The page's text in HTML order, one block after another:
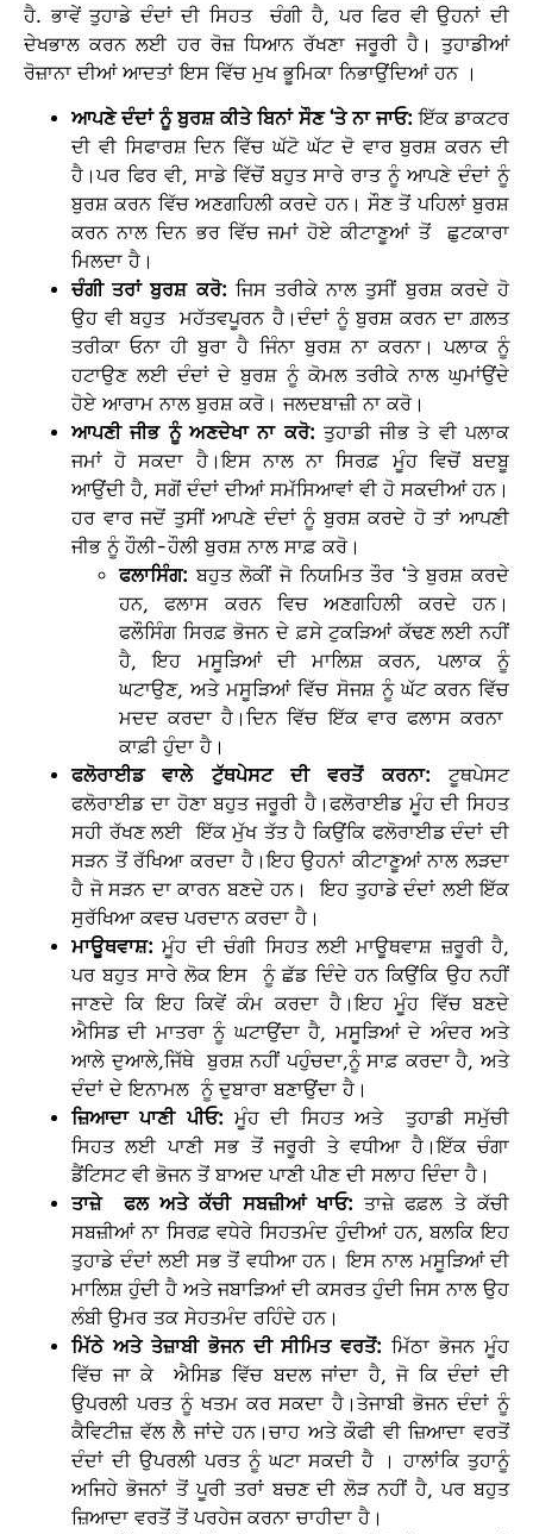
ਹੈ. ਭਾਵੇਂ ਤੁਹਾਡੇ ਦੰਦਾਂ ਦੀ ਸਿਹਤ ਚੰਗੀ ਹੈ, ਪਰ ਫਿਰ ਵੀ ਉਹਨਾਂ ਦੀ
ਦੇਖਭਾਲ ਕਰਨ ਲਈ ਹਰ ਰੋਜ਼ ਧਿਆਨ ਰੱਖਣਾ ਜਰੂਰੀ ਹੈ। ਤੁਹਾਡੀਆਂ
ਰੋਜ਼ਾਨਾ ਦੀਆਂ ਆਦਤਾਂ ਇਸ ਵਿੱਚ ਮੁਖ ਭੂਮਿਕਾ ਨਿਭਾਉਂਦਿਆਂ ਹਨ ।
ਆਪਣੇ ਦੰਦਾਂ ਨੂੰ ਬੁਰਸ਼ ਕੀਤੇ ਬਿਨਾਂ ਸੌਣ ‘ਤੇ ਨਾ ਜਾਓ:ਇੱਕ ਡਾਕਟਰ
ਦੀ ਵੀ ਸਿਫਾਰਸ਼ ਦਿਨ ਵਿੱਚ ਘੱਟੋ ਘੱਟ ਦੋ ਵਾਰ ਬੁਰਸ਼ ਕਰਨ ਦੀ
ਹੈ।ਪਰ ਫਿਰ ਵੀ, ਸਾਡੇ ਵਿੱਚੋਂ ਬਹੁਤ ਸਾਰੇ ਰਾਤ ਨੂੰ ਆਪਣੇ ਦੰਦਾਂ ਨੂੰ
ਬੁਰਸ਼ ਕਰਨ ਵਿੱਚ ਅਣਗਹਿਲੀ ਕਰਦੇ ਹਨ। ਸੌਣ ਤੋਂ ਪਹਿਲਾਂ ਬੁਰਸ਼
ਕਰਨ ਨਾਲ ਦਿਨ ਭਰ ਵਿੱਚ ਜਮਾਂ ਹੋਏ ਕੀਟਾਣੂਆਂ ਤੋਂ ਛੁਟਕਾਰਾ
ਮਿਲਦਾ ਹੈ।
ਚੰਗੀ ਤਰਾਂ ਬੁਰਸ਼ ਕਰੋ: ਜਿਸ ਤਰੀਕੇ ਨਾਲ ਤੁਸੀਂ ਬੁਰਸ਼ ਕਰਦੇ ਹੋ
ਉਹ ਵੀ ਬਹੁਤ ਮਹੱਤਵਪੂਰਨ ਹੈ।ਦੰਦਾਂ ਨੂੰ ਬੁਰਸ਼ ਕਰਨ ਦਾ ਗ਼ਲਤ
ਤਰੀਕਾ ਓਨਾ ਹੀ ਬੁਰਾ ਹੈ ਜਿੰਨਾ ਬੁਰਸ਼ ਨਾ ਕਰਨਾ। ਪਲਾਕ ਨੂੰ
ਹਟਾਉਣ ਲਈ ਦੰਦਾਂ ਦੇ ਬੁਰਸ਼ ਨੂੰ ਕੋਮਲ ਤਰੀਕੇ ਨਾਲ ਘੁਮਾਂਉਂਦੇ
ਹੋਏ ਆਰਾਮ ਨਾਲ ਬੁਰਸ਼ ਕਰੋ। ਜਲਦਬਾਜ਼ੀ ਨਾ ਕਰੋ।
ਆਪਣੀ ਜੀਭ ਨੂੰ ਅਣਦੇਖਾ ਨਾ ਕਰੋ: ਤੁਹਾਡੀ ਜੀਭ ਤੇ ਵੀ ਪਲਾਕ
ਜਮਾਂ ਹੋ ਸਕਦਾ ਹੈ।ਇਸ ਨਾਲ ਨਾ ਸਿਰਫ਼ ਮੂੰਹ ਵਿਚੋਂ ਬਦਬੂ
ਆਉਂਦੀ ਹੈ, ਸਗੋਂ ਦੰਦਾਂ ਦੀਆਂ ਸਮੱਸਿਆਵਾਂ ਵੀ ਹੋ ਸਕਦੀਆਂ ਹਨ।
ਹਰ ਵਾਰ ਜਦੋਂ ਤੁਸੀਂ ਆਪਣੇ ਦੰਦਾਂ ਨੂੰ ਬੁਰਸ਼ ਕਰਦੇ ਹੋ ਤਾਂ ਆਪਣੀ
ਜੀਭ ਨੂੰ ਹੌਲੀ-ਹੌਲੀ ਬੁਰਸ਼ ਨਾਲ ਸਾਫ਼ ਕਰੋ।
ਫਲਾਸਿੰਗ:ਬਹੁਤ ਲੋਕੀਂ ਜੋ ਨਿਯਮਿਤ ਤੌਰ ‘ਤੇ ਬੁਰਸ਼ ਕਰਦੇ
ਹਨ, ਫਲਾਸ ਕਰਨ ਵਿਚ ਅਣਗਹਿਲੀ ਕਰਦੇ ਹਨ।
ਫਲੌਸਿੰਗ ਸਿਰਫ਼ ਭੋਜਨ ਦੇ ਫ਼ਸੇ ਟੁਕੜਿਆਂ ਕੱਢਣ ਲਈ ਨਹੀਂ
ਹੈ, ਇਹ ਮਸੂੜਿਆਂ ਦੀ ਮਾਲਿਸ਼ ਕਰਨ, ਪਲਾਕ ਨੂੰ
ਘਟਾਉਣ, ਅਤੇ ਮਸੂੜਿਆਂ ਵਿੱਚ ਸੋਜਸ਼ ਨੂੰ ਘੱਟ ਕਰਨ ਵਿੱਚ
ਮਦਦ ਕਰਦਾ ਹੈ।ਦਿਨ ਵਿੱਚ ਇੱਕ ਵਾਰ ਫਲਾਸ ਕਰਨਾ
ਕਾਫ਼ੀ ਹੁੰਦਾ ਹੈ।
ਫਲੋਰਾਈਡ ਵਾਲੇ ਟੁੱਥਪੇਸਟ ਦੀ ਵਰਤੋਂ ਕਰਨਾ: ਟੂਥਪੇਸਟ
ਫਲੋਰਾਈਡ ਦਾ ਹੋਣਾ ਬਹੁਤ ਜਰੂਰੀ ਹੈ।ਫਲੋਰਾਈਡ ਮੂੰਹ ਦੀ ਸਿਹਤ
ਸਹੀ ਰੱਖਣ ਲਈ ਇੱਕ ਮੁੱਖ ਤੱਤ ਹੈ ਕਿਉਂਕਿ ਫਲੋਰਾਈਡ ਦੰਦਾਂ ਦੀ
ਸੜਨ ਤੋਂ ਰੱਖਿਆ ਕਰਦਾ ਹੈ।ਇਹ ਉਹਨਾਂ ਕੀਟਾਣੂਆਂ ਨਾਲ ਲੜਦਾ
ਹੈ ਜੋ ਸੜਨ ਦਾ ਕਾਰਨ ਬਣਦੇ ਹਨ। ਇਹ ਤੁਹਾਡੇ ਦੰਦਾਂ ਲਈ ਇੱਕ
ਸੁਰੱਖਿਆ ਕਵਚ ਪਰਦਾਨ ਕਰਦਾ ਹੈ।
ਮਾਊਥਵਾਸ਼: ਮੂੰਹ ਦੀ ਚੰਗੀ ਸਿਹਤ ਲਈ ਮਾਊਥਵਾਸ਼ ਜ਼ਰੂਰੀ ਹੈ,
ਪਰ ਬਹੁਤ ਸਾਰੇ ਲੋਕ ਇਸ ਨੂੰ ਛੱਡ ਦਿੰਦੇ ਹਨ ਕਿਉਂਕਿ ਉਹ ਨਹੀਂ
ਜਾਣਦੇ ਕਿ ਇਹ ਕਿਵੇਂ ਕੰਮ ਕਰਦਾ ਹੈ।ਇਹ ਮੂੰਹ ਵਿੱਚ ਬਣਦੇ
ਐਸਿਡ ਦੀ ਮਾਤਰਾ ਨੂੰ ਘਟਾਉਂਦਾ ਹੈ, ਮਸੂੜਿਆਂ ਦੇ ਅੰਦਰ ਅਤੇ
ਆਲੇ ਦੁਆਲੇ,ਜਿੱਥੇ ਬੁਰਸ਼ ਨਹੀਂ ਪਹੁੰਚਦਾ,ਨੂੰ ਸਾਫ਼ ਕਰਦਾ ਹੈ, ਅਤੇ
ਦੰਦਾਂ ਦੇ ਇਨਾਮਲ ਨੂੰ ਦੁਬਾਰਾ ਬਣਾਉਂਦਾ ਹੈ।
ਜ਼ਿਆਦਾ ਪਾਣੀ ਪੀਓ: ਮੂੰਹ ਦੀ ਸਿਹਤ ਅਤੇ ਤੁਹਾਡੀ ਸਮੁੱਚੀ
ਸਿਹਤ ਲਈ ਪਾਣੀ ਸਭ ਤੋਂ ਜਰੂਰੀ ਤੇ ਵਧੀਆ ਹੈ।ਇੱਕ ਚੰਗਾ
ਡੈਂਟਿਸਟ ਵੀ ਭੋਜਨ ਤੋਂ ਬਾਅਦ ਪਾਣੀ ਪੀਣ ਦੀ ਸਲਾਹ ਦਿੰਦਾ ਹੈ।
ਤਾਜ਼ੇ ਫਲ ਅਤੇ ਕੱਚੀ ਸਬਜ਼ੀਆਂ ਖਾਓ:ਤਾਜ਼ੇ ਫਫ਼ਲ ਤੇ ਕੱਚੀ
ਸਬਜ਼ੀਆਂ ਨਾ ਸਿਰਫ਼ ਵਧੇਰੇ ਸਿਹਤਮੰਦ ਹੁੰਦੀਆਂ ਹਨ, ਬਲਕਿ ਇਹ
ਤੁਹਾਡੇ ਦੰਦਾਂ ਲਈ ਸਭ ਤੋਂ ਵਧੀਆ ਹਨ। ਇਸ ਨਾਲ ਮਸੂੜਿਆਂ ਦੀ
ਮਾਲਿਸ਼ ਹੁੰਦੀ ਹੈ ਅਤੇ ਜਬਾੜਿਆਂ ਦੀ ਕਸਰਤ ਹੁੰਦੀ ਜਿਸ ਨਾਲ ਉਹ
ਲੰਬੀ ਉਮਰ ਤਕ ਸੇਹਤਮੰਦ ਰਹਿੰਦੇ ਹਨ।
ਮਿੱਠੇ ਅਤੇ ਤੇਜ਼ਾਬੀ ਭੋਜਨ ਦੀ ਸੀਮਿਤ ਵਰਤੋਂ:ਮਿੱਠਾ ਭੋਜਨ ਮੂੰਹ
ਵਿੱਚ ਜਾ ਕੇ ਐਸਿਡ ਵਿੱਚ ਬਦਲ ਜਾਂਦਾ ਹੈ, ਜੋ ਕਿ ਦੰਦਾਂ ਦੀ
ਉਪਰਲੀ ਪਰਤ ਨੂੰ ਖਤਮ ਕਰ ਸਕਦਾ ਹੈ।ਤੇਜਾਬੀ ਭੋਜਨ ਦੰਦਾਂ ਨੂੰ
ਕੈਵਿਟੀਜ਼ ਵੱਲ ਲੈ ਜਾਂਦੇ ਹਨ।ਚਾਹ ਅਤੇ ਕੌਫੀ ਵੀ ਜ਼ਿਆਦਾ ਵਰਤੋਂ
ਦੰਦਾਂ ਦੀ ਉਪਰਲੀ ਪਰਤ ਨੂੰ ਘਟਾ ਸਕਦੀ ਹੈ । ਹਾਲਾਂਕਿ ਤੁਹਾਨੂੰ
ਅਜਿਹੇ ਭੋਜਨਾਂ ਤੋਂ ਪੂਰੀ ਤਰਾਂ ਬਚਣ ਦੀ ਲੋੜ ਨਹੀਂ ਹੈ, ਪਰ ਬਹੁਤ
ਜ਼ਿਆਦਾ ਵਰਤੋਂ ਤੋਂ ਪਰਹੇਜ ਕਰਨਾ ਚਾਹੀਦਾ ਹੈ।